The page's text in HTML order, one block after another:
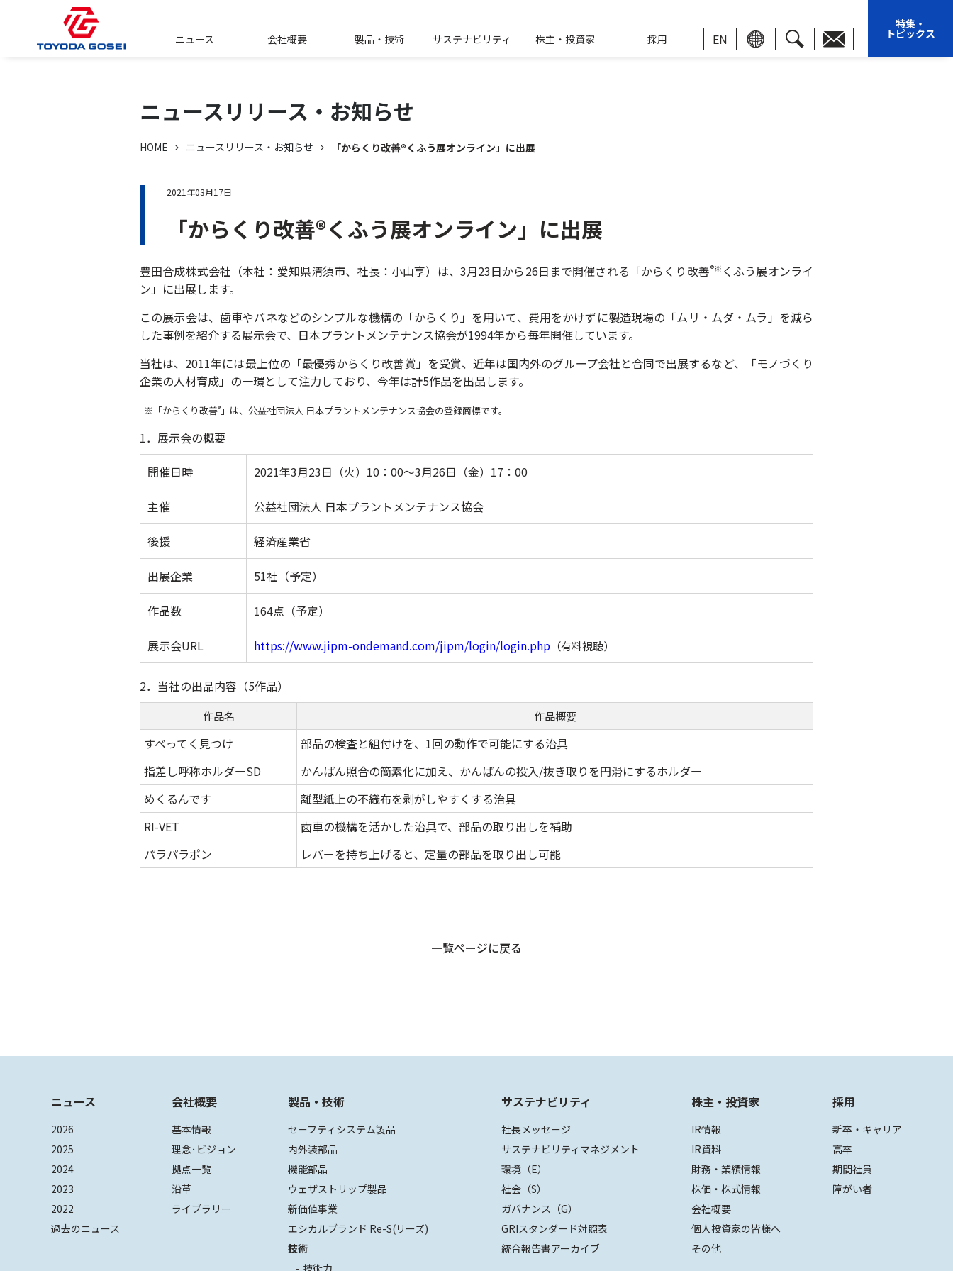
ニュース 会社概要 製品・技術 サステナビリティ 株主・投資家 採用 EN
特集・
トピックス
ニュースリリース・ お知らせ
HOME ニュースリリース・お知らせ 「からくり改善®くふう展オンライン」に出展
2021年03月17日
「からくり改善®くふう展オンライン」に出展
豊田合成株式会社（本社：愛知県清須市、社長：小山享）は、3月23日から26日まで開催される「からくり改善®※ くふう展オンライ
ン」に出展します。
この展示会は、歯車やバネなどのシンプルな機構の「からくり」を用いて、費用をかけずに製造現場の「ムリ・ムダ・ムラ」を減ら
した事例を紹介する展示会で、日本プラントメンテナンス協会が1994年から毎年開催しています。
当社は、2011年には最上位の「最優秀からくり改善賞」を受賞、近年は国内外のグループ会社と合同で出展するなど、「モノづくり
企業の人材育成」の一環として注力しており、今年は計5作品を出品します。
※「からくり改善® 」は、公益社団法人 日本プラントメンテナンス協会の登録商標です。
1．展示会の概要
開催日時
2021年3月23日（火）10：00～3月26日（金）17：00
主催 公益社団法人 日本プラントメンテナンス協会
後援 経済産業省
出展企業 51社（予定）
作品数 164点（予定）
展示会URL https://www.jipm-ondemand.com/jipm/login/login.php （有料視聴）
2．当社の出品内容（5作品）
作品名 作品概要
すべってく見つけ
部品の検査と組付けを、1回の動作で可能にする治具
指差し呼称ホルダーSD
かんばん照合の簡素化に加え、かんばんの投入/抜き取りを円滑にするホルダー
めくるんです
離型紙上の不織布を剥がしやすくする治具
RI-VET
歯車の機構を活かした治具で、部品の取り出しを補助
パラパラポン
レバーを持ち上げると、定量の部品を取り出し可能
一覧ページに戻る
ニュース
2026
2025
2024
2023
2022
過去のニュース
会社概要
基本情報
理念･ビジョン
拠点一覧
沿革
ライブラリー
製品・技術
セーフティシステム製品
内外装部品
機能部品
ウェザストリップ製品
新価値事業
エシカルブランド Re-S(リーズ)
技術
技術力
サステナビリティ
社長メッセージ
サステナビリティマネジメント
環境（E）
社会（S）
ガバナンス（G）
GRIスタンダード対照表
統合報告書アーカイブ
株主・投資家
IR情報
IR資料
財務・業績情報
株価・株式情報
会社概要
個人投資家の皆様へ
その他
採用
新卒・キャリア
高卒
期間社員
障がい者